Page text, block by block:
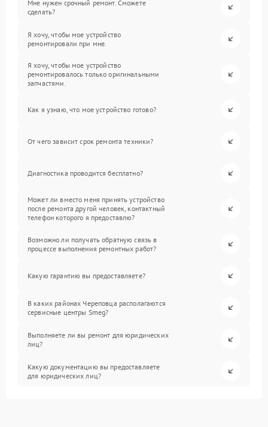
Мне нужен срочный ремонт. Сможете
сделать?
Я хочу, чтобы мое устройство
ремонтировали при мне.
Я хочу, чтобы мое устройство
ремонтировалось только оригинальными
запчастями.
Как я узнаю, что мое устройство готово?
От чего зависит срок ремонта техники?
Диагностика проводится бесплатно?
Может ли вместо меня принять устройство
после ремонта другой человек, контактный
телефон которого я предоставлю?
Возможно ли получать обратную связь в
процессе выполнения ремонтных работ?
Какую гарантию вы предоставляете?
В каких районах Череповца располагаются
сервисные центры Smeg?
Выполняете ли вы ремонт для юридических
лиц?
Какую документацию вы предоставляете
для юридических лиц?